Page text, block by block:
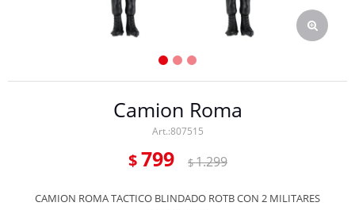
Camion Roma
807515
$ 799 $1.299
CAMION ROMA TACTICO BLINDADO ROTB CON 2 MILITARES